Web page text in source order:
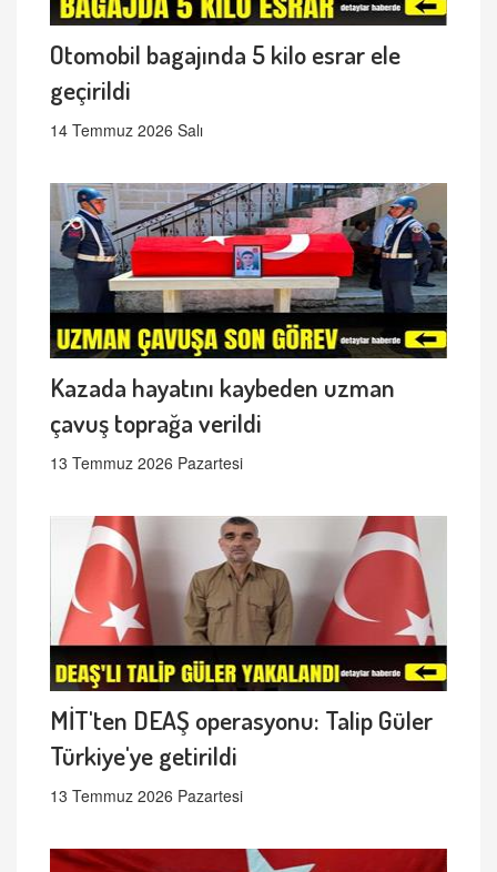
Otomobil bagajında 5 kilo esrar ele
geçirildi
14 Temmuz 2026 Salı
Kazada hayatını kaybeden uzman
çavuş toprağa verildi
13 Temmuz 2026 Pazartesi
MİT'ten DEAŞ operasyonu: Talip Güler
Türkiye'ye getirildi
13 Temmuz 2026 Pazartesi